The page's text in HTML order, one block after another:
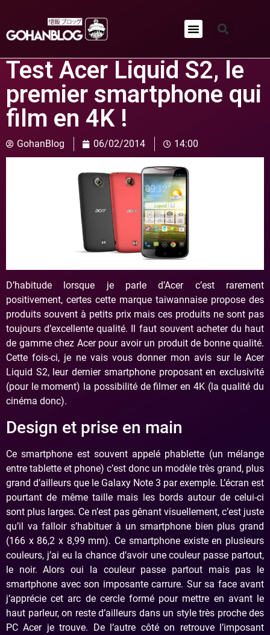
Test Acer Liquid S2, le
premier smartphone qui
film en 4K !
GohanBlog 06/02/2014 14:00
D’habitude lorsque je parle d’Acer c’est rarement
positivement, certes cette marque taiwannaise propose des
produits souvent à petits prix mais ces produits ne sont pas
toujours d’excellente qualité. Il faut souvent acheter du haut
de gamme chez Acer pour avoir un produit de bonne qualité.
Cette fois-ci, je ne vais vous donner mon avis sur le Acer
Liquid S2, leur dernier smartphone proposant en exclusivité
(pour le moment) la possibilité de filmer en 4K (la qualité du
cinéma donc).
Design et prise en main
Ce smartphone est souvent appelé phablette (un mélange
entre tablette et phone) c’est donc un modèle très grand, plus
grand d’ailleurs que le Galaxy Note 3 par exemple. L’écran est
pourtant de même taille mais les bords autour de celui-ci
sont plus larges. Ce n’est pas gênant visuellement, c’est juste
qu’il va falloir s’habituer à un smartphone bien plus grand
(166 x 86,2 x 8,99 mm). Ce smartphone existe en plusieurs
couleurs, j’ai eu la chance d’avoir une couleur passe partout,
le noir. Alors oui la couleur passe partout mais pas le
smartphone avec son imposante carrure. Sur sa face avant
j’apprécie cet arc de cercle formé pour mettre en avant le
haut parleur, on reste d’ailleurs dans un style très proche des
PC Acer je trouve. De l’autre côté on retrouve l’imposant